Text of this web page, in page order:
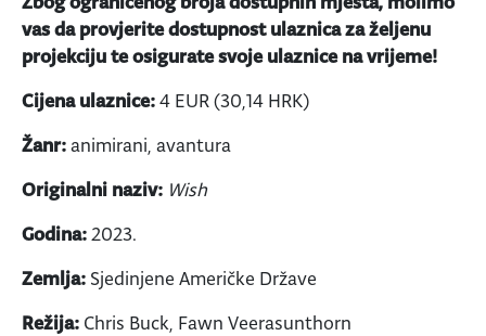
vas da provjerite dostupnost ulaznica za željenu
projekciju te osigurate svoje ulaznice na vrijeme!
Cijena ulaznice:4 EUR (30,14 HRK)
Žanr:animirani, avantura
Originalni naziv: Wish
Godina:2023.
Zemlja: Sjedinjene Američke Države
Režija: Chris Buck, Fawn Veerasunthorn